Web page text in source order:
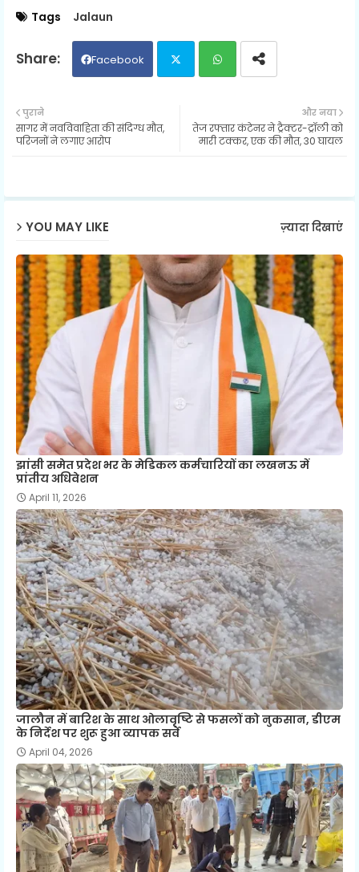
Tags Jalaun
Facebook
ats
p
और नया
तेज रफ्तार कंटेनर ने ट्रैक्टर-ट्रॉली को
मारी टक्कर, एक की मौत, 30 घायल
पुराने
सागर में नवविवाहिता की संदिग्ध मौत,
परिजनों ने लगाए आरोप
YOU MAY LIKE ज़्यादा दिखाएं
झांसी समेत प्रदेश भर के मेडिकल कर्मचारियों का लखनऊ में
प्रांतीय अधिवेशन
April 11, 2026
जालौन में बारिश के साथ ओलावृष्टि से फसलों को नुकसान, डीएम
के निर्देश पर शुरू हुआ व्यापक सर्वे
April 04, 2026